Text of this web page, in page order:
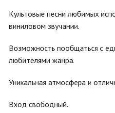
Культовые песни любимых
виниловом звучании.
Возможность пообщаться с
любителями жанра.
Уникальная атмосфера и
Вход свободный.